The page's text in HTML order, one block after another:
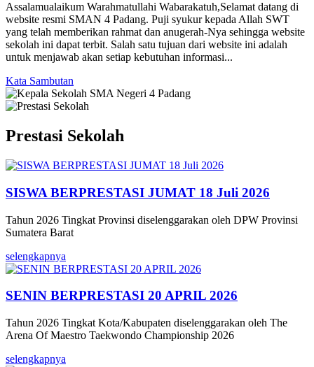
Assalamualaikum Warahmatullahi Wabarakatuh,Selamat datang di
website resmi SMAN 4 Padang. Puji syukur kepada Allah SWT
yang telah memberikan rahmat dan anugerah-Nya sehingga website
sekolah ini dapat terbit. Salah satu tujuan dari website ini adalah
untuk menjawab akan setiap kebutuhan informasi...
Kata Sambutan
Prestasi Sekolah
SISWA BERPRESTASI JUMAT 18 Juli 2026
Tahun 2026 Tingkat Provinsi diselenggarakan oleh DPW Provinsi
Sumatera Barat
selengkapnya
SENIN BERPRESTASI 20 APRIL 2026
Tahun 2026 Tingkat Kota/Kabupaten diselenggarakan oleh The
Arena Of Maestro Taekwondo Championship 2026
selengkapnya